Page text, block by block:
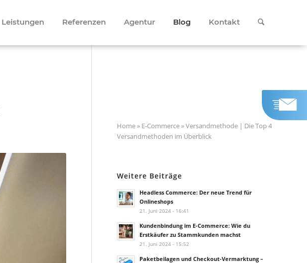
Leistungen Referenzen Agentur Blog Kontakt
Home » E-Commerce »Versandmethode | Die Top 4
Versandmethoden im Überblick
Weitere Beiträge
Headless Commerce: Der neue Trend für
Onlineshops
21. Juni 2024 - 16:41
Kundenbindung im E-Commerce: Wie du
Erstkäufer zu Stammkunden machst
21. Juni 2024 - 15:52
Paketbeilagen und Checkout-Vermarktung –